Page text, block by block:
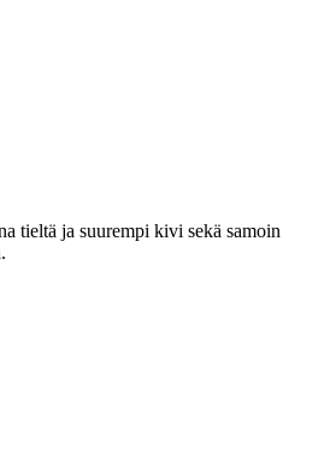
tieltä ja suurempi kivi sekä samoin